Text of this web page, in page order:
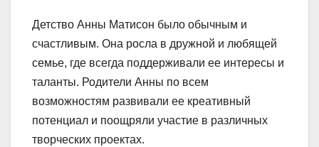
Детство Анны Матисон было обычным и
счастливым. Она росла в дружной и любящей
семье, где всегда поддерживали ее интересы и
таланты. Родители Анны по всем
возможностям развивали ее креативный
потенциал и поощряли участие в различных
творческих проектах.